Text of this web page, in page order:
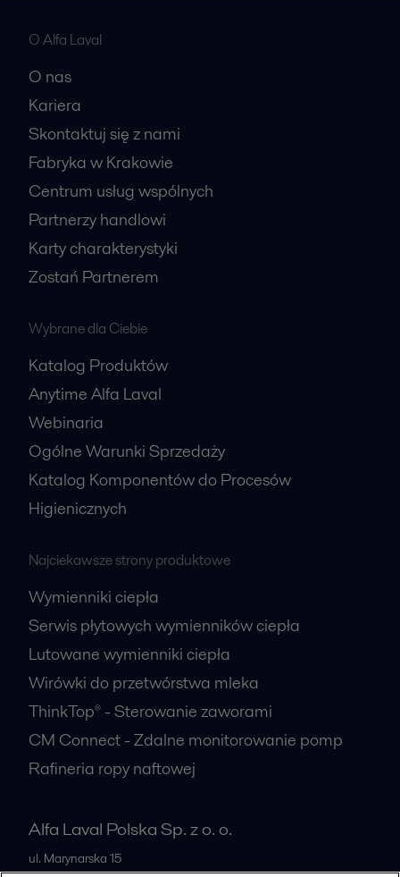
O Alfa Laval
O nas
Kariera
Skontaktuj się z nami
Fabryka w Krakowie
Centrum usług wspólnych
Partnerzy handlowi
Karty charakterystyki
Zostań Partnerem
Wybrane dla Ciebie
Katalog Produktów
Anytime Alfa Laval
Webinaria
Ogólne Warunki Sprzedaży
Katalog Komponentów do Procesów
Higienicznych
Najciekawsze strony produktowe
Wymienniki ciepła
Serwis płytowych wymienników ciepła
Lutowane wymienniki ciepła
Wirówki do przetwórstwa mleka
ThinkTop® - Sterowanie zaworami
CM Connect - Zdalne monitorowanie pomp
Rafineria ropy naftowej
Alfa Laval Polska Sp. z o. o.
ul. Marynarska 15